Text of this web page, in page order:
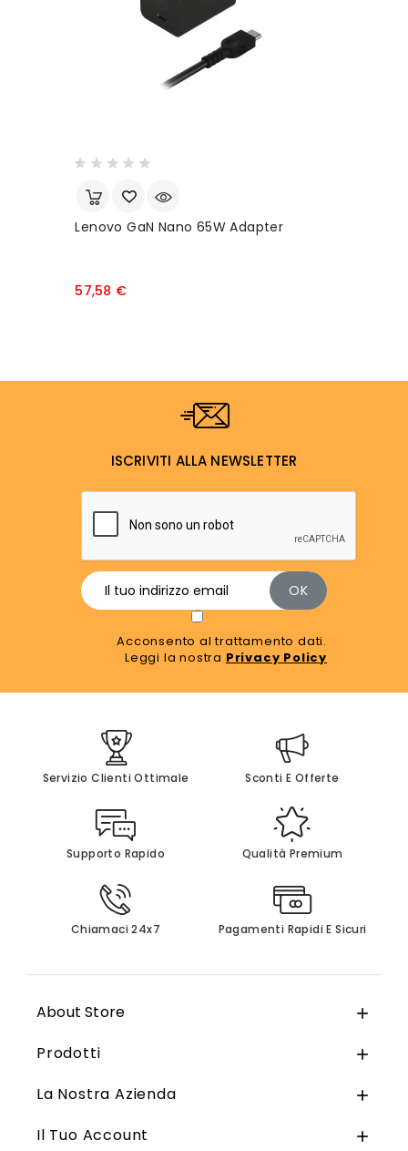
Lenovo GaN Nano 65W Adapter
57,58 €Prezzo
ISCRIVITI ALLA NEWSLETTER
Acconsento al trattamento dati.
Leggi la nostra Privacy Policy
Servizio Clienti Ottimale Sconti E Offerte
Supporto Rapido Qualità Premium
Chiamaci 24x7 Pagamenti Rapidi E Sicuri
About Store 
Prodotti 
La Nostra Azienda 
Il Tuo Account 